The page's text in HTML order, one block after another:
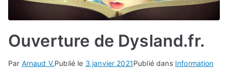
Ouverture de Dysland.fr.
Par Arnaud V.Publié le 3 janvier 2021Publié dans Information